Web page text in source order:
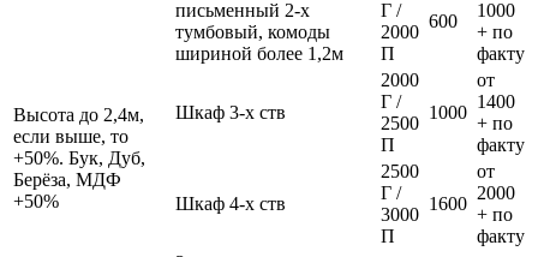
Высота до 2,4м,
если выше, то
+50%. Бук, Дуб,
Берёза, МДФ
+50%
письменный 2-х
тумбовый, комоды
шириной более 1,2м
Г /
2000
П
600
1000
+ по
факту
Шкаф 3-х ств
2000
Г /
2500
П
1000
от
1400
+ по
факту
Шкаф 4-х ств
2500
Г /
3000
П
1600
от
2000
+ по
факту